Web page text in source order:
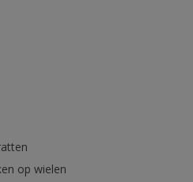
op wielen